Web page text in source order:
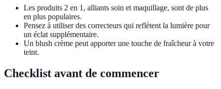
Les produits 2 en 1, alliants soin et maquillage, sont de plus
en plus populaires.
Pensez à utiliser des correcteurs qui reflètent la lumière pour
un éclat supplémentaire.
Un blush crème peut apporter une touche de fraîcheur à votre
teint.
Checklist avant de commencer